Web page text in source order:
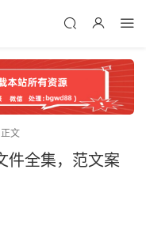
正文
件全集，范文案